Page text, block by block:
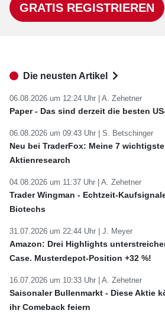
GRATIS REGISTRIEREN
Die neusten Artikel
06.08.2026 um 12:24 Uhr | A. Zehetner
Paper - Das sind derzeit die besten
06.08.2026 um 09:43 Uhr | S. Betschinger
Neu bei TraderFox: Meine 7
Aktienresearch
04.08.2026 um 11:37 Uhr | A. Zehetner
Trader Wingman - Echtzeit-
Biotechs
31.07.2026 um 22:44 Uhr | J. Meyer
Amazon: Drei Highlights
Case. Musterdepot-Position +32 %!
16.07.2026 um 10:33 Uhr | A. Zehetner
Saisonaler Bullenmarkt - Diese Aktie
ihr Comeback feiern